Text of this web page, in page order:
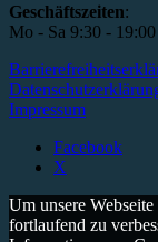
Geschäftszeiten:
Mo - Sa 9:30 -
Impressum
Facebook
X
Um unsere
fortlaufend zu